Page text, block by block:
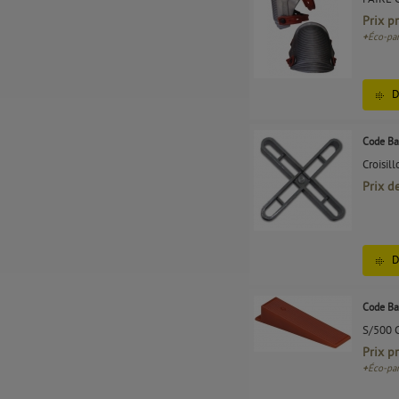
Prix
+Éco-
Code
Prix
Code
S/500
Prix
+Éco-